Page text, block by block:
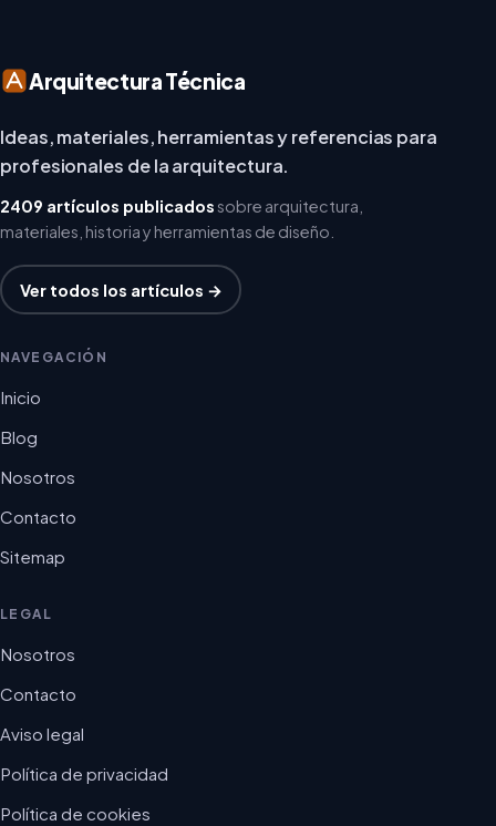
Arquitectura Técnica
Ideas, materiales, herramientas y referencias para
profesionales de la arquitectura.
2409 artículos publicadossobre arquitectura,
materiales, historia y herramientas de diseño.
Ver todos los artículos →
NAVEGACIÓN
Inicio
Blog
Nosotros
Contacto
Sitemap
LEGAL
Nosotros
Contacto
Aviso legal
Política de privacidad
Política de cookies